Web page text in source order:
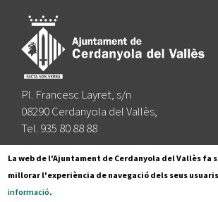
Pl. Francesc Layret, s/n
08290 Cerdanyola del Vallès,
Tel. 935 80 88 88
Segueix-nos a:
La web de l'Ajuntament de Cerdanyola del Vallès fa
millorar l'experiència de navegació dels seus
informació.